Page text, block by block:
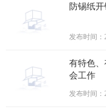
防锡纸开
发布时间：
有特色
会工作
发布时间：